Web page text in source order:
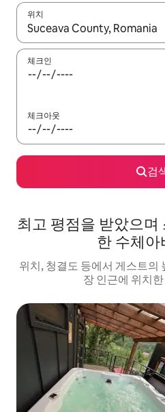
위치
결과가 나오면 위·아래 화살표
체크인
체크아웃
검
최고 평점을 받았으며
한 수체아
위치, 청결도 등에서 게스트의
장 인근에 위치